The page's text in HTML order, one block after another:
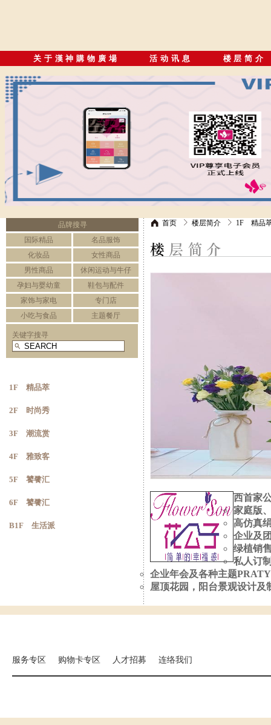
关于漢神購物廣場 活动讯息 楼层简介
品牌搜寻
国际精品
名品服饰
化妆品
女性商品
男性商品
休闲运动与牛仔
孕妇与婴幼童
鞋包与配件
家饰与家电
专门店
小吃与食品
主题餐厅
关键字搜寻
1F 精品萃
2F 时尚秀
3F 潮流赏
4F 雅致客
5F 饕餮汇
6F 饕餮汇
B1F 生活派
首页 楼层简介 1F 精品
西首家
家庭版
高仿真
企业及
绿植销
私人订
企业年会及各种主题PRATY
屋顶花园，阳台景观设计及
服务专区 购物卡专区 人才招募 连络我们